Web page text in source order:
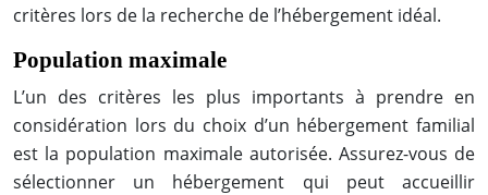
critères lors de la recherche de l’hébergement idéal.
Population maximale
L’un des critères les plus importants à prendre en
considération lors du choix d’un hébergement familial
est la population maximale autorisée. Assurez-vous de
sélectionner un hébergement qui peut accueillir